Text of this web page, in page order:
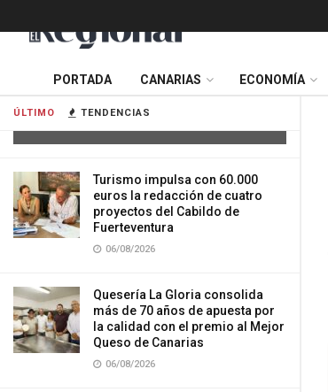
ÚLTIMO TENDENCIAS
la colisión de dos vehículos en
Turismo impulsa con 60.000
euros la redacción de cuatro
proyectos del Cabildo de
Fuerteventura
06/08/2026
Quesería La Gloria consolida
más de 70 años de apuesta por
la calidad con el premio al Mejor
Queso de Canarias
06/08/2026
PORTADA CANARIAS ECONOMÍA